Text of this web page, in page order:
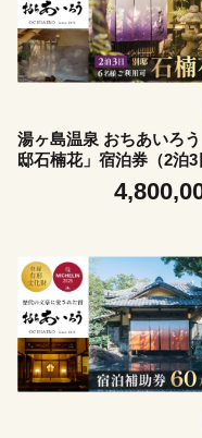
湯ヶ島温泉 おちあいろう
邸石楠花」宿泊券（2泊3
名様 ※1名様から利用可
録有形文化財の一棟貸切
棟貸し 貸切別邸 登録有
化財 露天風呂付き宿 サ
付き オールインクルー
家族旅行 三世代旅行 グ
プ 記念日 ラグジュアリ
善寺 天城 伊豆観光 温泉
80-001